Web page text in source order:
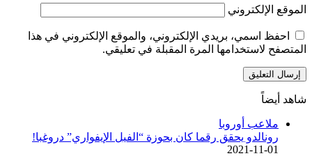
الموقع الإلكتروني
احفظ اسمي، بريدي الإلكتروني، والموقع الإلكتروني في هذا
المتصفح لاستخدامها المرة المقبلة في تعليقي.
شاهد أيضاً
ملاعب أوروبا
رونالدو يحقق رقما كان بحوزة “الفيل الإيفواري” دروغبا!
2021-11-01